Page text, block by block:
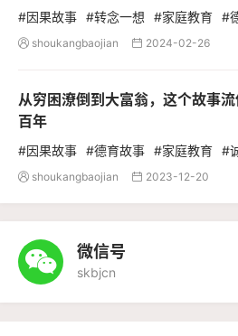
#因果故事 #转念一想 #家庭教育 #
事
#传统文化
 shoukangbaojian  2024-02-26
从穷困潦倒到大富翁，这个故事
百年
#因果故事 #德育故事 #家庭教育 #
 shoukangbaojian  2023-12-20
 微信号
skbjcn